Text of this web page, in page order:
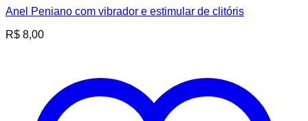
Anel Peniano com vibrador e estimular de clitóris
R$ 8,00